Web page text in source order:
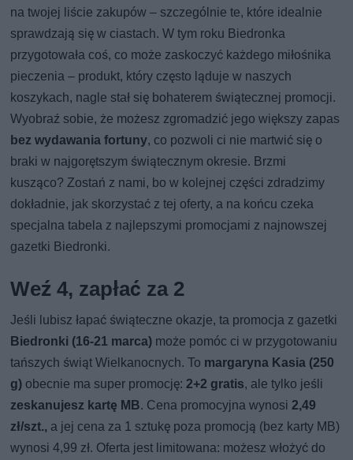
na twojej liście zakupów – szczególnie te, które idealnie
sprawdzają się w ciastach. W tym roku Biedronka
przygotowała coś, co może zaskoczyć każdego miłośnika
pieczenia – produkt, który często ląduje w naszych
koszykach, nagle stał się bohaterem świątecznej promocji.
Wyobraź sobie, że możesz zgromadzić jego większy zapas
bez wydawania fortuny, co pozwoli ci nie martwić się o
braki w najgorętszym świątecznym okresie. Brzmi
kusząco? Zostań z nami, bo w kolejnej części zdradzimy
dokładnie, jak skorzystać z tej oferty, a na końcu czeka
specjalna tabela z najlepszymi promocjami z najnowszej
gazetki Biedronki.
Weź 4, zapłać za 2
Jeśli lubisz łapać świąteczne okazje, ta promocja z gazetki
Biedronki (16-21 marca) może pomóc ci w przygotowaniu
tańszych świąt Wielkanocnych. To margaryna Kasia (250
g) obecnie ma super promocję:2+2 gratis, ale tylko jeśli
zeskanujesz kartę MB. Cena promocyjna wynosi2,49
zł/szt., a jej cena za 1 sztukę poza promocją (bez karty MB)
wynosi 4,99 zł. Oferta jest limitowana: możesz włożyć do